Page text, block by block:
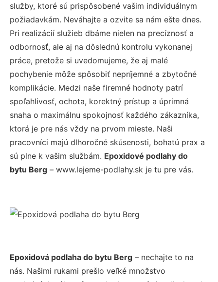
služby, ktoré sú prispôsobené vašim individuálnym
požiadavkám. Neváhajte a ozvite sa nám ešte dnes.
Pri realizácií služieb dbáme nielen na precíznosť a
odbornosť, ale aj na dôslednú kontrolu vykonanej
práce, pretože si uvedomujeme, že aj malé
pochybenie môže spôsobiť nepríjemné a zbytočné
komplikácie. Medzi naše firemné hodnoty patrí
spoľahlivosť, ochota, korektný prístup a úprimná
snaha o maximálnu spokojnosť každého zákazníka,
ktorá je pre nás vždy na prvom mieste. Naši
pracovníci majú dlhoročné skúsenosti, bohatú prax a
sú plne k vašim službám. Epoxidové podlahy do
bytu Berg – www.lejeme-podlahy.sk je tu pre vás.
Epoxidová podlaha do bytu Berg – nechajte to na
nás. Našimi rukami prešlo veľké množstvo